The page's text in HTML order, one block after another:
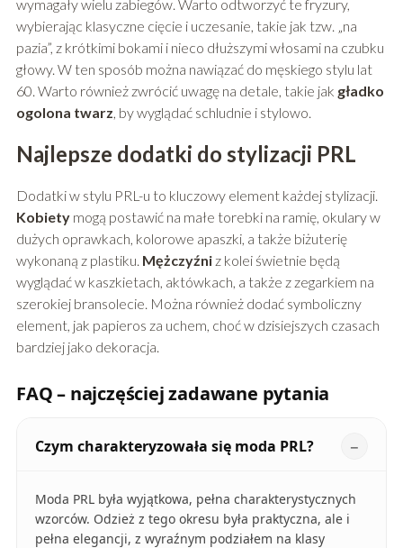
wymagały wielu zabiegów. Warto odtworzyć te fryzury,
wybierając klasyczne cięcie i uczesanie, takie jak tzw. „na
pazia”, z krótkimi bokami i nieco dłuższymi włosami na czubku
głowy. W ten sposób można nawiązać do męskiego stylu lat
60. Warto również zwrócić uwagę na detale, takie jak gładko
ogolona twarz, by wyglądać schludnie i stylowo.
Najlepsze dodatki do stylizacji PRL
Dodatki w stylu PRL-u to kluczowy element każdej stylizacji.
Kobiety mogą postawić na małe torebki na ramię, okulary w
dużych oprawkach, kolorowe apaszki, a także biżuterię
wykonaną z plastiku. Mężczyźni z kolei świetnie będą
wyglądać w kaszkietach, aktówkach, a także z zegarkiem na
szerokiej bransolecie. Można również dodać symboliczny
element, jak papieros za uchem, choć w dzisiejszych czasach
bardziej jako dekoracja.
FAQ – najczęściej zadawane pytania
Czym charakteryzowała się moda PRL?
Moda PRL była wyjątkowa, pełna charakterystycznych
wzorców. Odzież z tego okresu była praktyczna, ale i
pełna elegancji, z wyraźnym podziałem na klasy